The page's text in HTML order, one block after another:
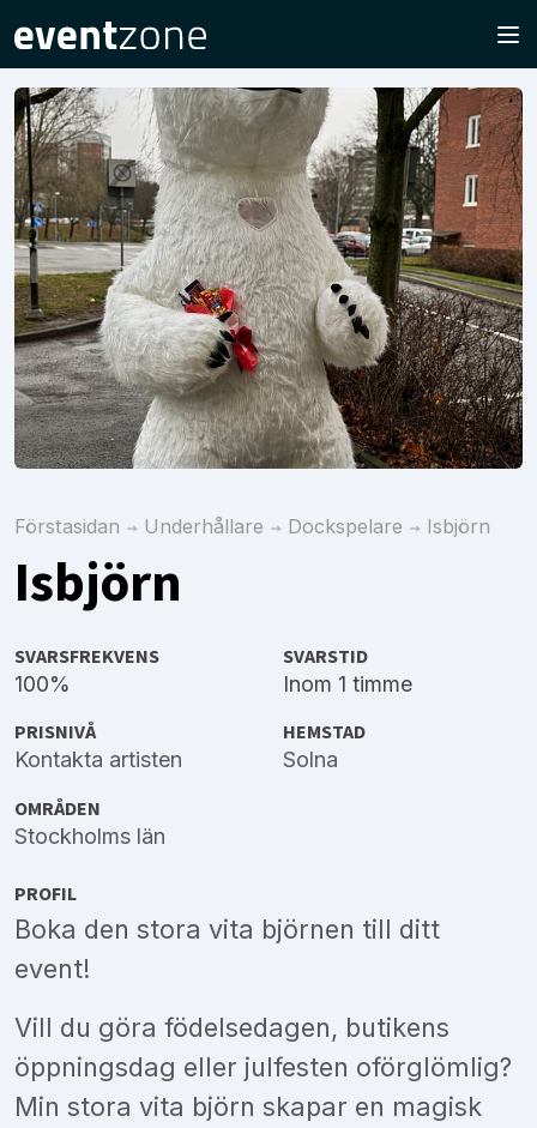
Förstasidan Underhållare Dockspelare Isbjörn
Isbjörn
SVARSFREKVENS
100%
SVARSTID
Inom 1 timme
PRISNIVÅ
Kontakta artisten
HEMSTAD
Solna
OMRÅDEN
Stockholms län
PROFIL
Boka den stora vita björnen till ditt
event!
Vill du göra födelsedagen, butikens
öppningsdag eller julfesten oförglömlig?
Min stora vita björn skapar en magisk